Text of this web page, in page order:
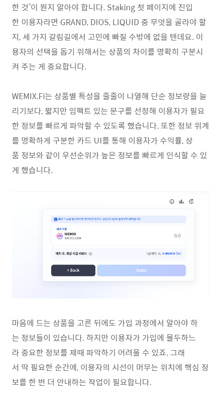
한 것’이 뭔지 알아야 합니다. Staking 첫 페이지에 진입
한 이용자라면 GRAND, DIOS, LIQUID 중 무엇을 골라야 할
지, 세 가지 갈림길에서 고민에 빠질 수밖에 없을 텐데요. 이
용자의 선택을 돕기 위해서는 상품의 차이를 명확히 구분시
켜 주는 게 중요합니다.
WEMIX.Fi는 상품별 특성을 줄줄이 나열해 단순 정보량을 늘
리기보다, 짧지만 임팩트 있는 문구를 선정해 이용자가 필요
한 정보를 빠르게 파악할 수 있도록 했습니다. 또한 정보 위계
를 명확하게 구분한 카드 UI를 통해 이용자가 수익률, 상
품 정보와 같이 우선순위가 높은 정보를 빠르게 인식할 수 있
게 했습니다.
마음에 드는 상품을 고른 뒤에도 가입 과정에서 알아야 하
는 정보들이 있습니다. 하지만 이용자가 가입에 몰두하느
라 중요한 정보를 제때 파악하기 어려울 수 있죠. 그래
서 딱 필요한 순간에, 이용자의 시선이 머무는 위치에 핵심 정
보를 한 번 더 안내하는 작업이 필요합니다.